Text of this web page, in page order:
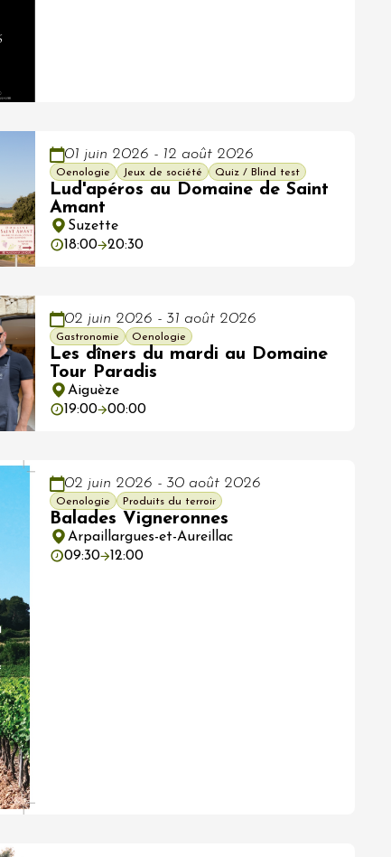
01 juin 2026 - 12 août 2026
Oenologie Jeux de société Quiz / Blind test
Lud'apéros au Domaine de Saint
Amant
Suzette
18:00
20:30
02 juin 2026 - 31 août 2026
Gastronomie Oenologie
Les dîners du mardi au Domaine
Tour Paradis
Aiguèze
19:00
00:00
02 juin 2026 - 30 août 2026
Oenologie Produits du terroir
Balades Vigneronnes
Arpaillargues-et-Aureillac
09:30
12:00